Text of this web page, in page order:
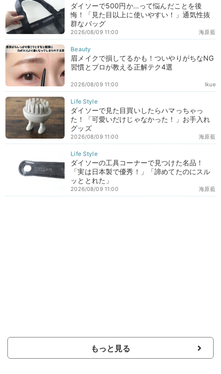
ダイソーで500円か…って悩んだことを後
悔！「見た目以上に使いやすい！」通気性抜
群なバッグ
海原藍
2026/08/09 11:00
眉メイクで損してるかも！ついやりがちなNG
習慣とプロが教える正解テク4選
Ikue
2026/08/09 11:00
ダイソーで見た目買いしたらハマっちゃっ
た！「可愛いだけじゃなかった！」お手入れ
グッズ
海原藍
2026/08/09 11:00
ダイソーの工具コーナーで見つけた名品！
「実は日本製で優秀！」「諦めてたのにスル
ッととれた」
海原藍
2026/08/09 11:00
もっと見る